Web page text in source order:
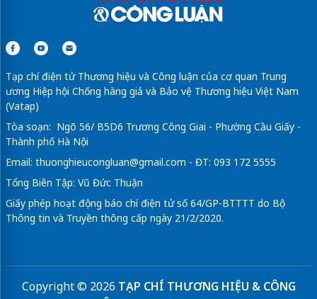
Tạp chí điện tử Thương hiệu và Công luận của cơ quan Trung
ương Hiệp hội Chống hàng giả và Bảo vệ Thương hiệu Việt Nam
(Vatap)
Tòa soạn: Ngõ 56/ B5D6 Trương Công Giai - Phường Cầu Giấy -
Thành phố Hà Nội
Email: thuonghieucongluan@gmail.com - ĐT: 093 172 5555
Tổng Biên Tập: Vũ Đức Thuận
Giấy phép hoạt động báo chí điện tử số 64/GP-BTTTT do Bộ
Thông tin và Truyền thông cấp ngày 21/2/2020.
Copyright © 2026 TẠP CHÍ THƯƠNG HIỆU & CÔNG